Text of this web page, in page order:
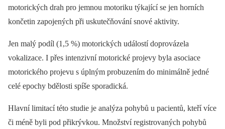
motorických drah pro jemnou motoriku týkající se jen horních
končetin zapojených při uskutečňování snové aktivity.
Jen malý podíl (1,5 %) motorických událostí doprovázela
vokalizace. I přes intenzivní motorické projevy byla asociace
motorického projevu s úplným probuzením do minimálně jedné
celé epochy bdělosti spíše sporadická.
Hlavní limitací této studie je analýza pohybů u pa­cientů, kteří více
či méně byli pod přikrývkou. Množství registrovaných pohybů